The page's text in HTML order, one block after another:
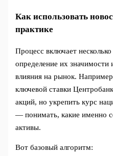
Как использовать
практике
Процесс включает
определение их значимости
влияния на рынок.
ключевой ставки
акций, но укрепить курс
— понимать, какие именно
активы.
Вот базовый алгоритм: